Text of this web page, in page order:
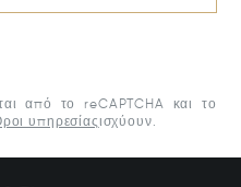
από το reCAPTCHA και το
υπηρεσίαςισχύουν.